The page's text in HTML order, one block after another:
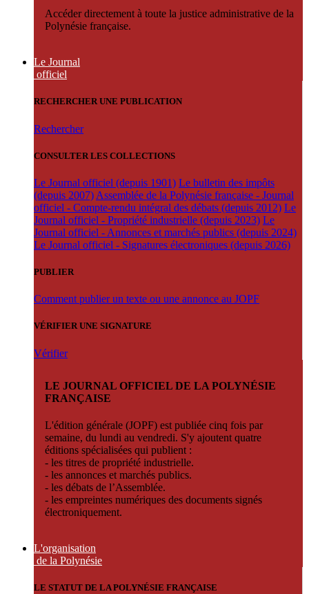
Accéder directement à toute la justice administrative de la
Polynésie française.
Le Journal
officiel
RECHERCHER UNE PUBLICATION
Rechercher
CONSULTER LES COLLECTIONS
Le Journal officiel (depuis 1901) Le bulletin des impôts
(depuis 2007) Assemblée de la Polynésie française - Journal
officiel - Compte-rendu intégral des débats (depuis 2012) Le
Journal officiel - Propriété industrielle (depuis 2023) Le
Journal officiel - Annonces et marchés publics (depuis 2024)
Le Journal officiel - Signatures électroniques (depuis 2026)
PUBLIER
Comment publier un texte ou une annonce au JOPF
VÉRIFIER UNE SIGNATURE
Vérifier
LE JOURNAL OFFICIEL DE LA POLYNÉSIE
FRANÇAISE
L'édition générale (JOPF) est publiée cinq fois par
semaine, du lundi au vendredi. S'y ajoutent quatre
éditions spécialisées qui publient :
- les titres de propriété industrielle.
- les annonces et marchés publics.
- les débats de l’Assemblée.
- les empreintes numériques des documents signés
électroniquement.
L'organisation
de la Polynésie
LE STATUT DE LA POLYNÉSIE FRANÇAISE